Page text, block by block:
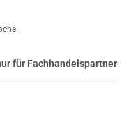
für Fachhandelspartner